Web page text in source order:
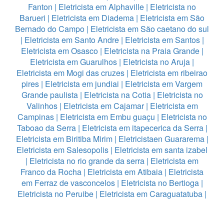
Fanton | Eletricista em Alphaville | Eletricista no
Barueri | Eletricista em Diadema | Eletricista em São
Bernado do Campo | Eletricista em São caetano do sul
| Eletricista em Santo Andre| Eletricista em Santos|
Eletricista em Osasco| Eletricista na Praia Grande|
Eletricista em Guarulhos | Eletricista no Aruja |
Eletricista em Mogi das cruzes | Eletricista em ribeirao
pires | Eletricista em jundiai | Eletricista em Vargem
Grande paulista| Eletricista na Cotia| Eletricista no
Valinhos| Eletricista em Cajamar| Eletricista em
Campinas| Eletricista em Embu guaçu | Eletricista no
Taboao da Serra| Eletricista em itapecerica da Serra|
Eletricista em Biritiba Mirim| Eletricistaen Guararema|
Eletricista em Salesopolis | Eletricista em santa izabel
| Eletricista no rio grande da serra | Eletricista em
Franco da Rocha | Eletricista em Atibaia | Eletricista
em Ferraz de vasconcelos| Eletricista no Bertioga|
Eletricista no Peruibe | Eletricista em Caraguatatuba |